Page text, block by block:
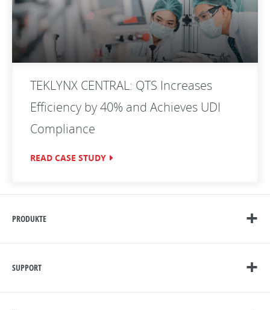
TEKLYNX CENTRAL: QTS Increases
Efficiency by 40% and Achieves UDI
Compliance
READ CASE STUDY
PRODUKTE
SUPPORT